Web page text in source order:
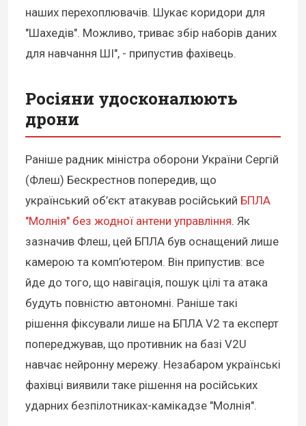
наших перехоплювачів. Шукає коридори для
"Шахедів". Можливо, триває збір наборів даних
для навчання ШІ", - припустив фахівець.
Росіяни удосконалюють
дрони
Раніше радник міністра оборони України Сергій
(Флеш) Бескрестнов попередив, що
український об’єкт атакував російський БПЛА
"Молнія" без жодної антени управління. Як
зазначив Флеш, цей БПЛА був оснащений лише
камерою та комп’ютером. Він припустив: все
йде до того, що навігація, пошук цілі та атака
будуть повністю автономні. Раніше такі
рішення фіксували лише на БПЛА V2 та експерт
попереджував, що противник на базі V2U
навчає нейронну мережу. Незабаром українські
фахівці виявили таке рішення на російських
ударних безпілотниках-камікадзе "Молнія".